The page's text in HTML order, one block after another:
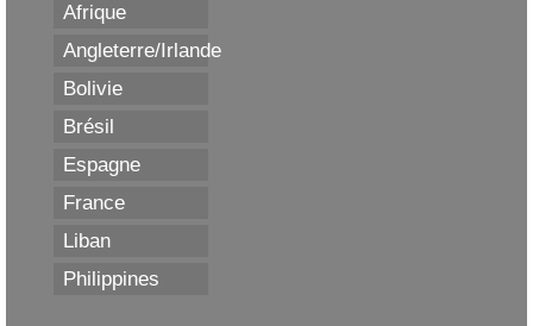
Afrique
Angleterre/Irlande
Bolivie
Brésil
Espagne
France
Liban
Philippines